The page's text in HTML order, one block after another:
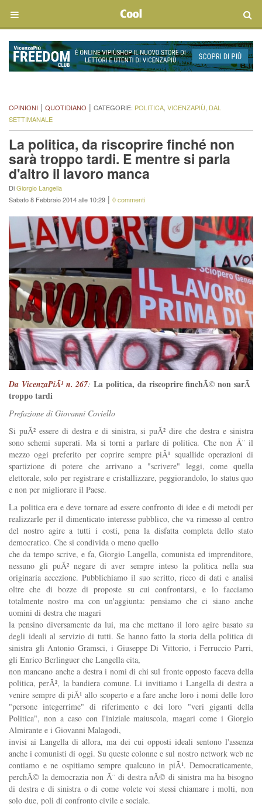
OPINIONI | QUOTIDIANO | CATEGORIE: POLITICA, VICENZAPIÙ, DAL
SETTIMANALE
La politica, da riscoprire finché non
sarà troppo tardi. E mentre si parla
d'altro il lavoro manca
DiGiorgio Langella
Sabato 8 Febbraio 2014 alle 10:29 | 0 commenti
Da VicenzaPiÃ¹ n. 267:La politica, da riscoprire finchÃ© non sarÃ
troppo tardi
Prefazione di Giovanni Coviello
Si puÃ² essere di destra e di sinistra, si puÃ² dire che destra e sinistra
sono schemi superati. Ma si torni a parlare di politica. Che non Ã¨ il
mezzo oggi preferito per coprire sempre piÃ¹ squallide operazioni di
spartizione di potere che arrivano a "scrivere" leggi, come quella
elettorale, solo per registrare e cristallizzare, peggiorandolo, lo status quo
e non per migliorare il Paese.
La politica era e deve tornare ad essere confronto di idee e di metodi per
realizzarle per il dimenticato interesse pubblico, che va rimesso al centro
del nostro agire a tutti i costi, pena la disfatta completa dello stato
democratico. Che si condivida o meno quello
che da tempo scrive, e fa, Giorgio Langella, comunista ed imprenditore,
nessuno gli puÃ² negare di aver sempre inteso la politica nella sua
originaria accezione. Pubblichiamo il suo scritto, ricco di dati e analisi
oltre che di bozze di proposte su cui confrontarsi, e lo facciamo
totalmente nostro ma con un'aggiunta: pensiamo che ci siano anche
uomini di destra che magari
la pensino diversamente da lui, ma che mettano il loro agire basato su
degli ideali al servizio di tutti. Se hanno fatto la storia della politica di
sinistra gli Antonio Gramsci, i Giuseppe Di Vittorio, i Ferruccio Parri,
gli Enrico Berlinguer che Langella cita,
non mancano anche a destra i nomi di chi sul fronte opposto faceva della
politica, perÃ², la bandiera comune. Li invitiamo i Langella di destra a
venire sempre di piÃ¹ allo scoperto e a fare anche loro i nomi delle loro
"persone integerrime" di riferimento e dei loro "veri giganti della
Politica", non a caso con l'iniziale maiuscola, magari come i Giorgio
Almirante e i Giovanni Malagodi,
invisi ai Langella di allora, ma dei cui opposti ideali sentono l'assenza
anche i comunisti di oggi. Su queste colonne e sul nostro network web ne
contiamo e ne ospitiamo sempre qualcuno in piÃ¹. Democraticamente,
perchÃ© la democrazia non Ã¨ di destra nÃ© di sinistra ma ha bisogno
di destra e di sinistra o di come volete voi stessi chiamare i molti, non
solo due, poli di confronto civile e sociale.